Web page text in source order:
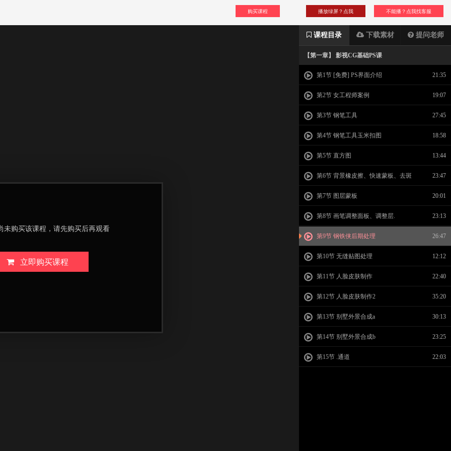
购买课程 不能播？点我找客服
播放绿屏？点我
课程目录 下载素材 提问老师
【第一章】 影视CG基础PS课
第1节 [免费] PS界面介绍 21:35
第2节 女工程师案例 19:07
第3节 钢笔工具 27:45
第4节 钢笔工具玉米扣图 18:58
第5节 直方图 13:44
第6节 背景橡皮擦、快速蒙板、去斑 23:47
第7节 图层蒙板 20:01
第8节 画笔调整面板、调整层. 23:13
第9节 钢铁侠后期处理 26:47
第10节 无缝贴图处理 12:12
第11节 人脸皮肤制作 22:40
第12节 人脸皮肤制作2 35:20
第13节 别墅外景合成a 30:13
第14节 别墅外景合成b 23:25
第15节 .通道 22:03
未购买该课程，请先购买后再观看
立即购买课程